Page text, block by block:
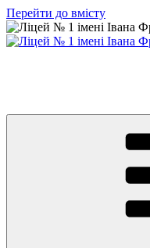
Перейти до вмісту